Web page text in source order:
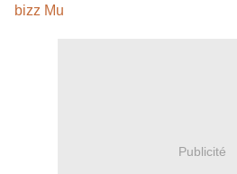
bizz Mu
Publicité